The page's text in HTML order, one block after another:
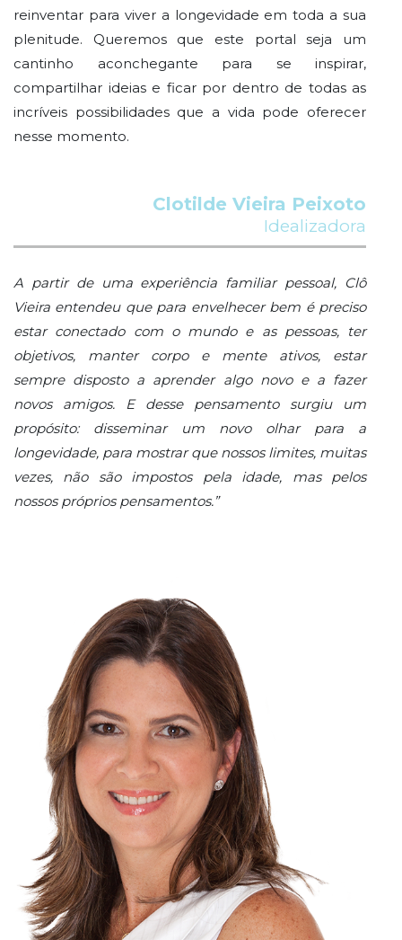
reinventar para viver a longevidade em toda a sua
plenitude. Queremos que este portal seja um
cantinho aconchegante para se inspirar,
compartilhar ideias e ficar por dentro de todas as
incríveis possibilidades que a vida pode oferecer
nesse momento.
Clotilde Vieira Peixoto
Idealizadora
A partir de uma experiência familiar pessoal, Clô
Vieira entendeu que para envelhecer bem é preciso
estar conectado com o mundo e as pessoas, ter
objetivos, manter corpo e mente ativos, estar
sempre disposto a aprender algo novo e a fazer
novos amigos. E desse pensamento surgiu um
propósito: disseminar um novo olhar para a
longevidade, para mostrar que nossos limites, muitas
vezes, não são impostos pela idade, mas pelos
nossos próprios pensamentos.”